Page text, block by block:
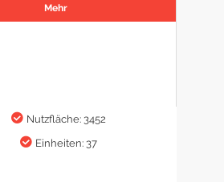
Mehr
Nutzfläche: 3452
Einheiten: 37